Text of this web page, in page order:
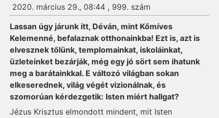
2020. március 29., 08:44 , 999. szám
Lassan úgy járunk itt, Déván, mint Kőmíves
Kelemenné, befalaznak otthonainkba! Ezt is, azt is
elvesznek tőlünk, templomainkat, iskoláinkat,
üzleteinket bezárják, még egy jó sört sem ihatunk
meg a barátainkkal. E változó világban sokan
elkeserednek, világ végét vizionálnak, és
szomorúan kérdezgetik: Isten miért hallgat?
Jézus Krisztus elmondott mindent, mit Isten